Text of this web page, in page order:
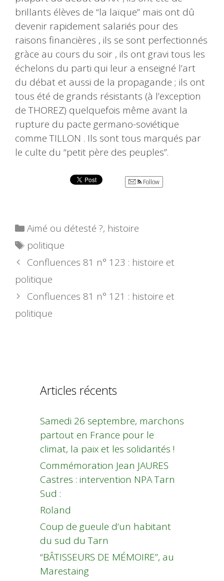
brillants élèves de “la laïque” mais ont dû
devenir rapidement salariés pour des
raisons financières , ils se sont perfectionnés
gràce au cours du soir , ils ont gravi tous les
échelons du parti qui leur a enseigné l’art
du débat et aussi de la propagande ; ils ont
tous été de grands résistants (à l’exception
de THOREZ) quelquefois même avant la
rupture du pacte germano-soviétique
comme TILLON . Ils sont tous marqués par
le culte du “petit père des peuples”.
Follow
Catégories
Aimé ou détesté ?, histoire
Étiquettes
politique
Confluences 81 n° 123 : histoire et
politique
Confluences 81 n° 121 : histoire et
politique
Articles récents
Samedi 26 septembre, marchons
partout en France pour le
climat, la paix et les solidarités !
Commémoration Jean JAURES
Castres : intervention NPA Tarn
Sud :
Roland
Coup de gueule d’un habitant
du sud du Tarn
“BÂTISSEURS DE MÉMOIRE”, au
Marestaing